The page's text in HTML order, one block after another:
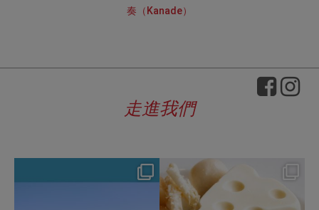
奏（Kanade）
走進我們
Aug 4
hotel_jalcity
Jul 29